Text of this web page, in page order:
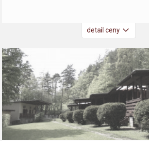
detail ceny